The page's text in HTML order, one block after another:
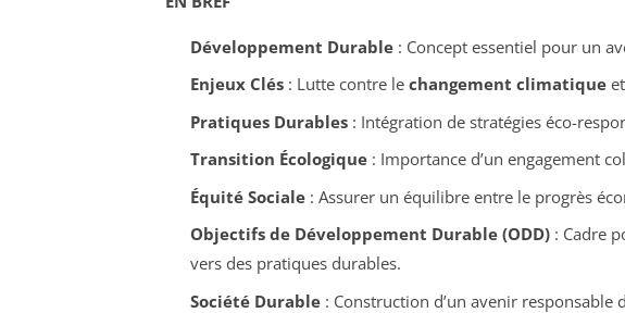
Développement Durable: Concept essentiel pour un
Enjeux Clés: Lutte contre le changement climatiqueet
Pratiques Durables: Intégration de stratégies éco-
Transition Écologique: Importance d’un engagement
Équité Sociale: Assurer un équilibre entre le progrès
Objectifs de Développement Durable (ODD): Cadre
vers des pratiques durables.
Société Durable: Construction d’un avenir responsable